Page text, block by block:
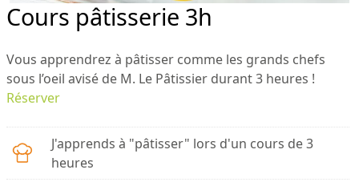
Cours pâtisserie 3h
Vous apprendrez à pâtisser comme les grands chefs
sous l’oeil avisé de M. Le Pâtissier durant 3 heures !
Réserver
J'apprends à "pâtisser" lors d'un cours de 3
heures